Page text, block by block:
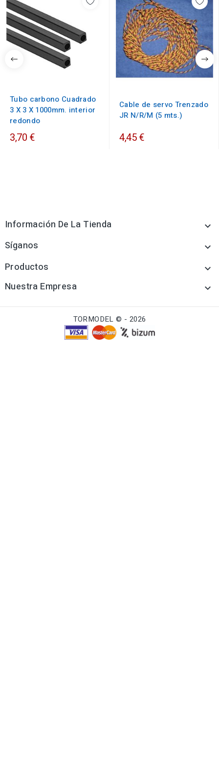
Tubo carbono Cuadrado
3 X 3 X 1000mm. interior
redondo
3,70 €
Cable de servo Trenzado
JR N/R/M (5 mts.)
4,45 €
Información De La Tienda 
Síganos 
Productos 
Nuestra Empresa 
TORMODEL © - 2026